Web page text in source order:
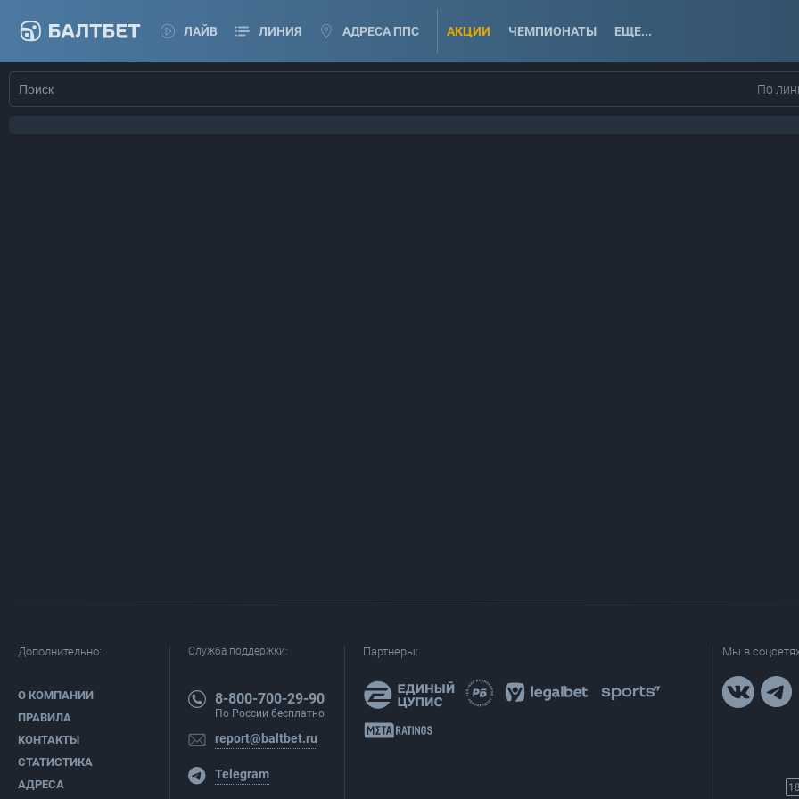
ЛАЙВ ЛИНИЯ АДРЕСА ППС АКЦИИ ЧЕМПИОНАТЫ ЕЩЕ...
По
Дополнительно:
О КОМПАНИИ
ПРАВИЛА
КОНТАКТЫ
СТАТИСТИКА
АДРЕСА
Служба поддержки:
8-800-700-29-90
По России бесплатно
report@baltbet.ru
Telegram
Партнеры: Мы в